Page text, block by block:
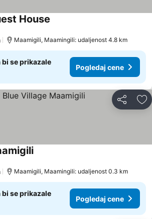
House
Maamigili, Maamingili: udaljenost 4.8 km
bi se prikazale
Pogledaj cene
Deli
Maamigili, Maamingili: udaljenost 0.3 km
bi se prikazale
Pogledaj cene